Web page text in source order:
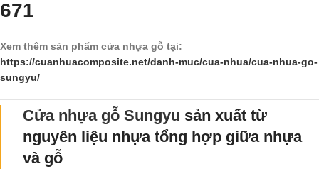
671
Xem thêm sản phẩm cửa nhựa gỗ tại:
https://cuanhuacomposite.net/danh-muc/cua-nhua/cua-nhua-go-
sungyu/
Cửa nhựa gỗ Sungyu sản xuất từ
nguyên liệu nhựa tổng hợp giữa nhựa
và gỗ